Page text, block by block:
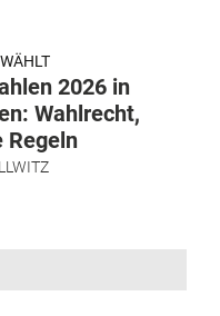
2026 in
Wahlrecht,
Regeln